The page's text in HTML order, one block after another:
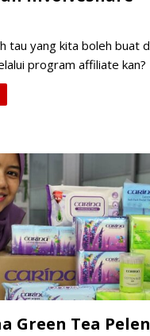
tau yang kita boleh buat
program affiliate kan?
Green Tea